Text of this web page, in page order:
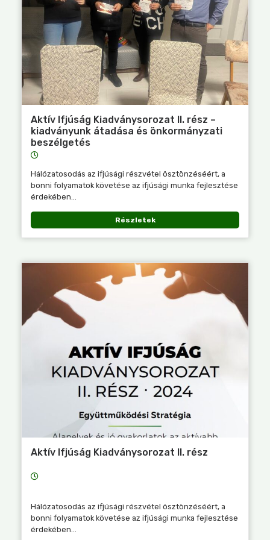
Aktív Ifjúság Kiadványsorozat II. rész –
kiadványunk átadása és önkormányzati
beszélgetés
Hálózatosodás az ifjúsági részvétel ösztönzéséért, a
bonni folyamatok követése az ifjúsági munka fejlesztése
érdekében...
Részletek
Aktív Ifjúság Kiadványsorozat II. rész
Hálózatosodás az ifjúsági részvétel ösztönzéséért, a
bonni folyamatok követése az ifjúsági munka fejlesztése
érdekében...